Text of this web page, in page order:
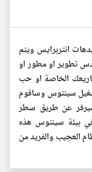
انتربرايس ويتم
تطوير او مطور او
الخاصة او حب
سينتوس وساقوم
عن طريق سطر
في بيئة سينتوس هذه
العجيب والفريد من